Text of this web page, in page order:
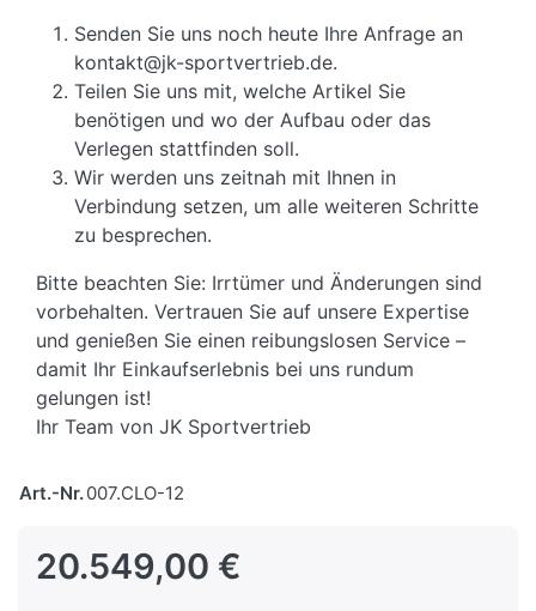
Senden Sie uns noch heute Ihre Anfrage an
kontakt@jk-sportvertrieb.de.
Teilen Sie uns mit, welche Artikel Sie
benötigen und wo der Aufbau oder das
Verlegen stattfinden soll.
Wir werden uns zeitnah mit Ihnen in
Verbindung setzen, um alle weiteren Schritte
zu besprechen.
Bitte beachten Sie: Irrtümer und Änderungen sind
vorbehalten. Vertrauen Sie auf unsere Expertise
und genießen Sie einen reibungslosen Service –
damit Ihr Einkaufserlebnis bei uns rundum
gelungen ist!
Ihr Team von JK Sportvertrieb
Art.-Nr.007.CLO-12
20.549,00 €